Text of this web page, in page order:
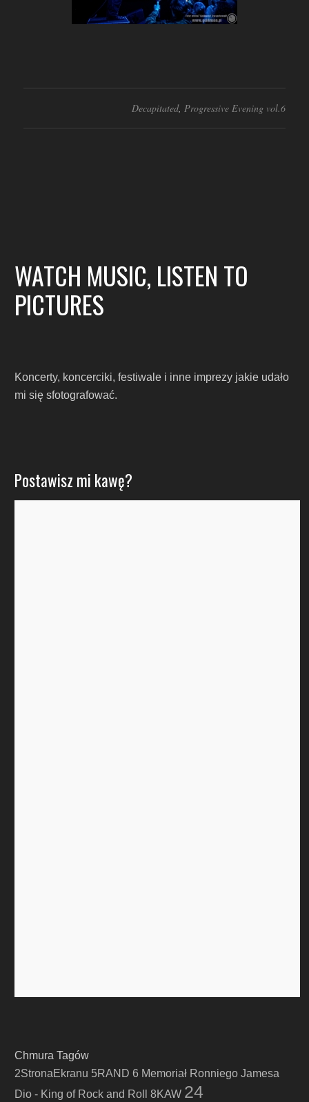
Decapitated, Progressive Evening vol.6
WATCH MUSIC, LISTEN TO
PICTURES
Koncerty, koncerciki, festiwale i inne imprezy jakie udało
mi się sfotografować.
Postawisz mi kawę?
Chmura Tagów
2StronaEkranu 5RAND 6 Memoriał Ronniego Jamesa
Dio - King of Rock and Roll
8KAW 24